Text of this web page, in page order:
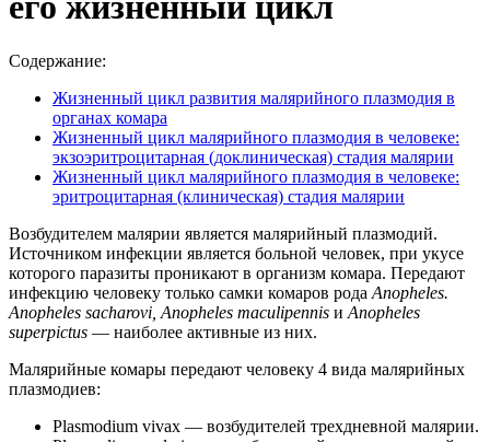
Содержание:
Жизненный цикл развития малярийного плазмодия в
органах комара
Жизненный цикл малярийного плазмодия в человеке:
экзоэритроцитарная (доклиническая) стадия малярии
Жизненный цикл малярийного плазмодия в человеке:
эритроцитарная (клиническая) стадия малярии
Возбудителем малярии является малярийный плазмодий.
Источником инфекции является больной человек, при укусе
которого паразиты проникают в организм комара. Передают
инфекцию человеку только самки комаров рода Anopheles.
Anopheles sacharovi Anopheles maculipennis и Anopheles
superpictus — наиболее активные из них.
Малярийные комары передают человеку 4 вида малярийных
плазмодиев:
Plasmodium vivax — возбудителей трехдневной малярии.